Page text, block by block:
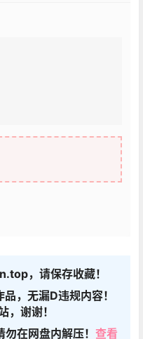
，请保存收藏！
，无漏D违规内容！
，谢谢！
在网盘内解压！ 查看